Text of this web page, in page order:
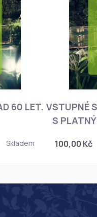
60 LET.
Skladem
VSTUPNÉ
S
100,00 Kč